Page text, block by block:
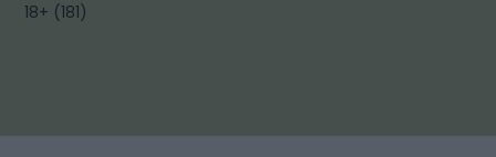
18+ (181)